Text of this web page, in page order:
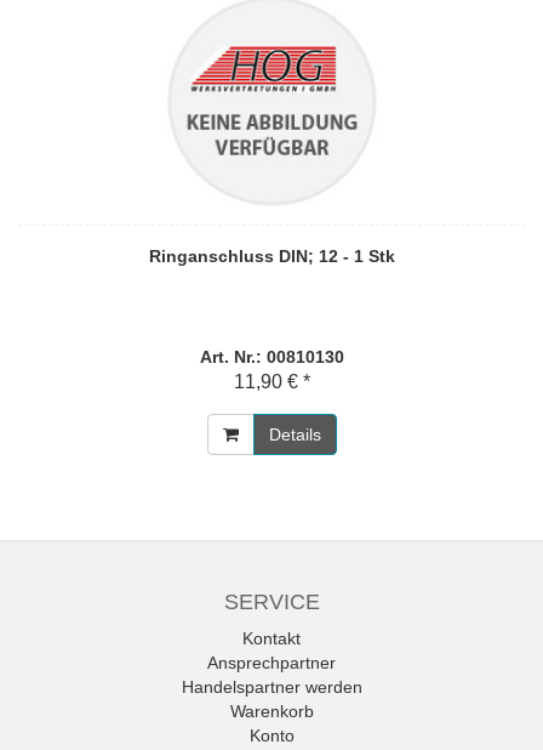
Ringanschluss DIN; 12 - 1 Stk
Art. Nr.: 00810130
11,90 € *
Details
SERVICE
Kontakt
Ansprechpartner
Handelspartner werden
Warenkorb
Konto